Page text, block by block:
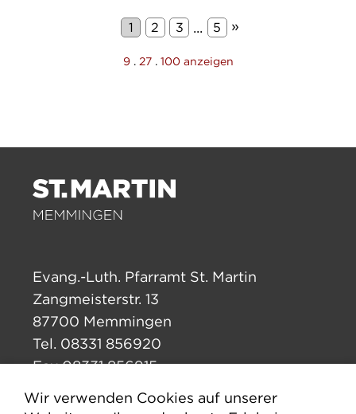
1 2 3 ... 5 »
9. 27. 100 anzeigen
Evang.-Luth. Pfarramt St. Martin
Zangmeisterstr. 13
87700 Memmingen
Tel. 08331 856920
Fax 08331 856915
pfarramt.stmartin.mm@elkb.de
Wir verwenden Cookies auf unserer